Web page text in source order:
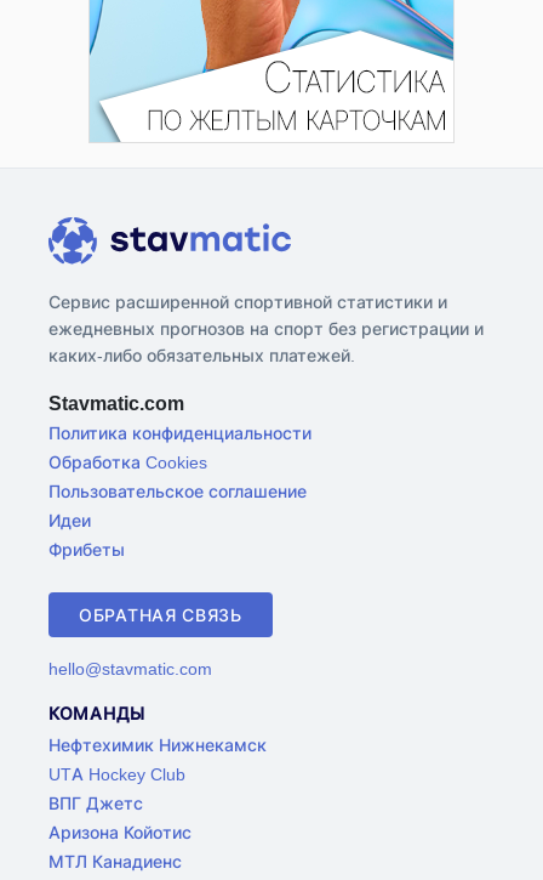
Сервис расширенной спортивной статистики и
ежедневных прогнозов на спорт без регистрации и
каких-либо обязательных платежей.
Stavmatic.com
Политика конфиденциальности
Обработка Cookies
Пользовательское соглашение
Идеи
Фрибеты
ОБРАТНАЯ СВЯЗЬ
hello@stavmatic.com
КОМАНДЫ
Нефтехимик Нижнекамск
UTA Hockey Club
ВПГ Джетс
Аризона Койотис
МТЛ Канадиенс